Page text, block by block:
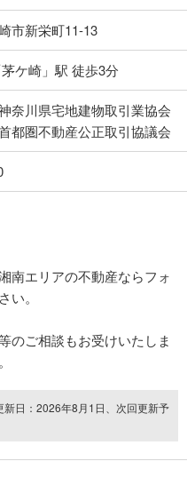
市新栄町11-13
ケ崎」駅 徒歩3分
奈川県宅地建物取引業協会
都圏不動産公正取引協議会
南エリアの不動産ならフォ
。
のご相談もお受けいたしま
日：2026年8月1日、次回更新予